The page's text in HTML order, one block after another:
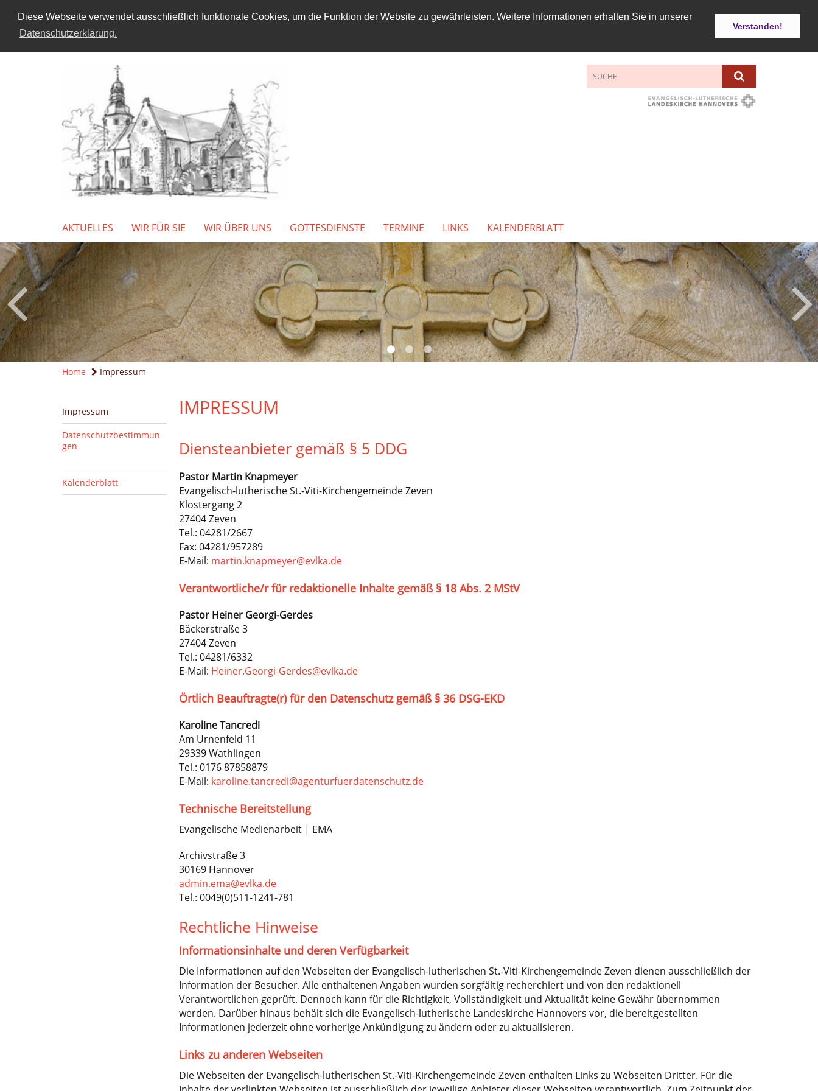
Diese Webseite verwendet ausschließlich funktionale Cookies, um die Funktion der Website zu gewährleisten. Weitere Informationen erhalten Sie in unserer
Datenschutzerklärung.
Verstanden!
AKTUELLES WIR FÜR SIE WIR ÜBER UNS GOTTESDIENSTE TERMINE LINKS KALENDERBLATT
Home Impressum
Impressum
Datenschutzbestimmun
gen
Kalenderblatt
IMPRESSUM
Diensteanbieter gemäß § 5 DDG
Pastor Martin Knapmeyer
Evangelisch-lutherische St.-Viti-Kirchengemeinde Zeven
Klostergang 2
27404 Zeven
Tel.: 04281/2667
Fax: 04281/957289
E-Mail: martin.knapmeyer@evlka.de
Verantwortliche/r für redaktionelle Inhalte gemäß § 18 Abs. 2 MStV
Pastor Heiner Georgi-Gerdes
Bäckerstraße 3
27404 Zeven
Tel.: 04281/6332
E-Mail: Heiner.Georgi-Gerdes@evlka.de
Örtlich Beauftragte(r) für den Datenschutz gemäß § 36 DSG-EKD
KarolineTancredi
Am Urnenfeld 11
29339 Wathlingen
Tel.: 0176 87858879
E-Mail: karoline.tancredi@agenturfuerdatenschutz.de
Technische Bereitstellung
Evangelische Medienarbeit | EMA
Archivstraße 3
30169 Hannover
admin.ema@evlka.de
Tel.: 0049(0)511-1241-781
Rechtliche Hinweise
Informationsinhalte und deren Verfügbarkeit
Die Informationen auf den Webseiten der Evangelisch-lutherischen St.-Viti-Kirchengemeinde Zeven dienen ausschließlich der
Information der Besucher. Alle enthaltenen Angaben wurden sorgfältig recherchiert und von den redaktionell
Verantwortlichen geprüft. Dennoch kann für die Richtigkeit, Vollständigkeit und Aktualität keine Gewähr übernommen
werden. Darüber hinaus behält sich die Evangelisch-lutherische Landeskirche Hannovers vor, die bereitgestellten
Informationen jederzeit ohne vorherige Ankündigung zu ändern oder zu aktualisieren.
Links zu anderen Webseiten
Die Webseiten der Evangelisch-lutherischen St.-Viti-Kirchengemeinde Zeven enthalten Links zu Webseiten Dritter. Für die